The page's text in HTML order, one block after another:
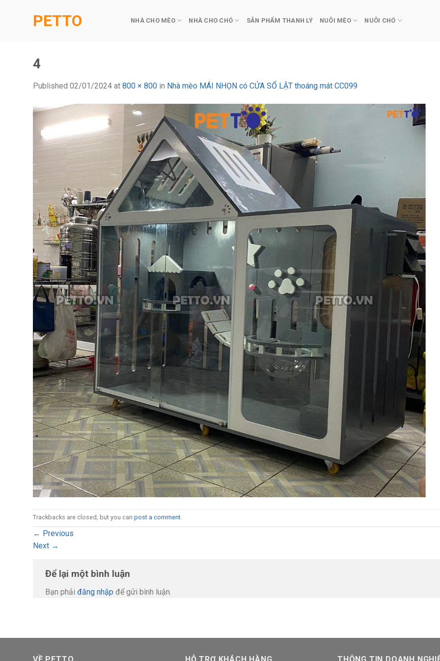
PETTO NHÀ CHO MÈO NHÀ CHO CHÓ SẢN PHẨM THANH LÝ NUÔI MÈO NUÔI CHÓ
4
Published 02/01/2024 at 800 × 800 in Nhà mèo MÁI NHỌN có CỬA SỔ LẬT thoáng mát CC099
Trackbacks are closed, but you can post a comment
← Previous
Next →
Để lại một bình luận
Bạn phải đăng nhập để gửi bình luận.